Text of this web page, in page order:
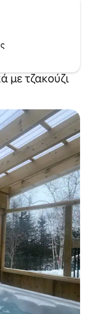
με τζακούζι